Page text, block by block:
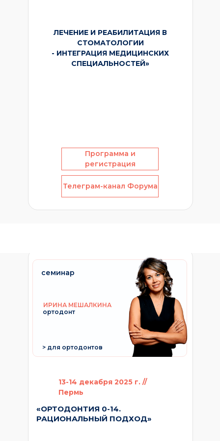
ЛЕЧЕНИЕ И РЕАБИЛИТАЦИЯ В
СТОМАТОЛОГИИ
- ИНТЕГРАЦИЯ МЕДИЦИНСКИХ
СПЕЦИАЛЬНОСТЕЙ»
Телеграм-канал Форума
Программа и
регистрация
семинар
ИРИНА МЕШАЛКИНА
13-14 декабря 2025 г. //
Пермь
«ОРТОДОНТИЯ 0-14.
РАЦИОНАЛЬНЫЙ ПОДХОД»
ортодонт
> для ортодонтов